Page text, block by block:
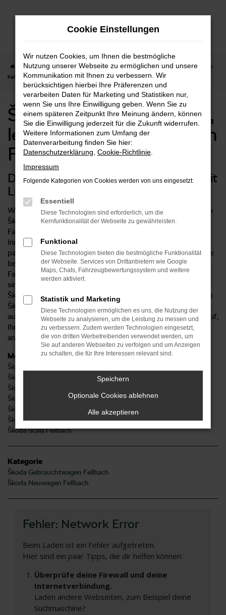
Zum
Startseite Fellbach
Škoda kaufen, finanzieren, leasen | Lieferservice nach
Fellbach
Škoda kaufen, finanzieren,
leasen | Lieferservice nach
Fellbach
Durchstarten in Ihrem neuen Škoda mit
Lieferservice nach Fellbach
Wer in Fellbach unterwegs ist, erhält mit einem Fahrzeug von
Škoda den perfekten fahrbaren Untersatz. Die breite
Fahrzeugpalette sorgt dafür, dass sowohl für den
Innenstadtverkehr als auch für Fahrten aufs Land das
passende Modell vorhanden ist. Ein weiterer Pluspunkt ist die
besondere Qualität von Škoda, die viele Jahre sorgenfreies
Fahren in Fellbach möglich macht. Wir vom Autohaus Sorg
sind Ihr kompetenter Ansprechpartner und liefern Ihren
Škoda nach Fellbach und Umgebung. Wenn Sie sich für einen
Škoda interessieren, finden Sie bei uns sowohl Neuwagen als
auch gebrauchte Modelle. Des Weiteren freuen wir uns darauf,
Ihnen attraktive Škoda Jahreswagen und Tageszulassungen
anzubieten.
Modelle
Škoda Fabia Fellbach
Škoda Karoq Fellbach
Škoda Kodiaq Fellbach
Škoda Octavia Fellbach
Škoda Superb Fellbach
Škoda Kamiq Fellbach
Škoda Scala Fellbach
Kategorie
Škoda Gebrauchtwagen Fellbach
Škoda Neuwagen Fellbach
Fehler: Network Error
Beim Laden ist ein Fehler aufgetreten.
Hier sind ein paar Tipps, die dir helfen können:
Überprüfe deine Firewall und deine
Internetverbindung.
Laden andere Webseiten, zum Beispiel deine
Suchmaschine?
Cookie Einstellungen
Wir nutzen Cookies, um Ihnen die bestmögliche
Nutzung unserer Webseite zu ermöglichen und unsere
Kommunikation mit Ihnen zu verbessern. Wir
berücksichtigen hierbei Ihre Präferenzen und
verarbeiten Daten für Marketing und Statistiken nur,
wenn Sie uns Ihre Einwilligung geben. Wenn Sie zu
einem späteren Zeitpunkt Ihre Meinung ändern, können
Sie die Einwilligung jederzeit für die Zukunft widerrufen.
Weitere Informationen zum Umfang der
Datenverarbeitung finden Sie hier:
Datenschutzerklärung Cookie-Richtlinie
Impressum
Folgende Kategorien von Cookies werden von uns eingesetzt:
Essentiell
Diese Technologien sind erforderlich, um die
Kernfunktionalität der Webseite zu gewährleisten.
Funktional
Diese Technologien bieten die bestmögliche Funktionalität
der Webseite. Services von Drittanbietern wie Google
Maps, Chats, Fahrzeugbewertungssystem und weitere
werden aktiviert.
Statistik und Marketing
Diese Technologien ermöglichen es uns, die Nutzung der
Webseite zu analysieren, um die Leistung zu messen und
zu verbessern. Zudem werden Technologien eingesetzt,
die von dritten Werbetreibenden verwendet werden, um
Sie auf anderen Webseiten zu verfolgen und um Anzeigen
zu schalten, die für Ihre Interessen relevant sind.
Speichern
Optionale Cookies ablehnen
Alle akzeptieren